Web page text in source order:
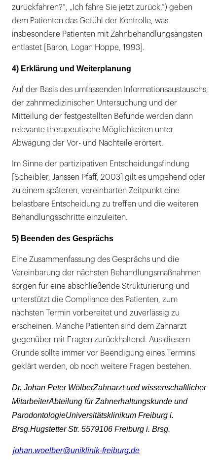
zurückfahren?“, „Ich fahre Sie jetzt zurück.“) geben
dem Patienten das Gefühl der Kontrolle, was
insbesondere Patienten mit Zahnbehandlungsängsten
entlastet [Baron, Logan Hoppe, 1993].
4) Erklärung und Weiterplanung
Auf der Basis des umfassenden Informationsaustauschs,
der zahnmedizinischen Untersuchung und der
Mitteilung der festgestellten Befunde werden dann
relevante therapeutische Möglichkeiten unter
Abwägung der Vor- und Nachteile erörtert.
Im Sinne der partizipativen Entscheidungsfindung
[Scheibler, Janssen Pfaff, 2003] gilt es umgehend oder
zu einem späteren, vereinbarten Zeitpunkt eine
belastbare Entscheidung zu treffen und die weiteren
Behandlungsschritte einzuleiten.
5) Beenden des Gesprächs
Eine Zusammenfassung des Gesprächs und die
Vereinbarung der nächsten Behandlungsmaßnahmen
sorgen für eine abschließende Strukturierung und
unterstützt die Compliance des Patienten, zum
nächsten Termin vorbereitet und zuverlässig zu
erscheinen. Manche Patienten sind dem Zahnarzt
gegenüber mit Fragen zurückhaltend. Aus diesem
Grunde sollte immer vor Beendigung eines Termins
geklärt werden, ob noch weitere Fragen bestehen.
Dr. Johan Peter WölberZahnarzt und wissenschaftlicher
MitarbeiterAbteilung für Zahnerhaltungskunde und
ParodontologieUniversitätsklinikum Freiburg i.
Brsg.Hugstetter Str. 5579106 Freiburg i. Brsg.
johan.woelber@uniklinik-freiburg.de